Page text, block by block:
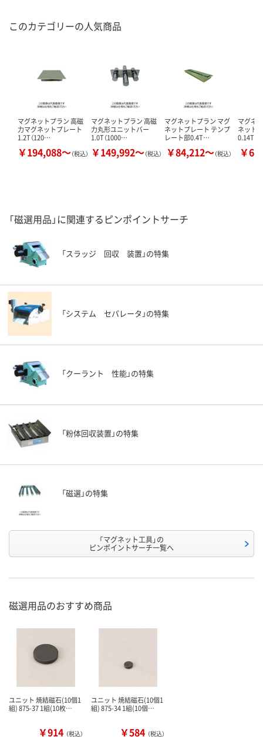
このカテゴリーの人気商品
マグネットプラン 高磁
力マグネットプレート
1.2T（120…
￥194,088～（税込）
マグネットプラン 高磁
力丸形ユニットバー
1.0T（1000…
￥149,992～（税込）
マグネットプラン マグ
ネットプレート テンプ
レート部0.4T…
￥84,212～（税込）
マグネ
ネット
0.14T（
￥
「磁選用品」に関連するピンポイントサーチ
「スラッジ 回収 装置」の特集
「システム セパレータ」の特集
「クーラント 性能」の特集
「粉体回収装置」の特集
「磁選」の特集
「マグネット工具」の
ピンポイントサーチ一覧へ
磁選用品のおすすめ商品
ユニット 焼結磁石(10個1
組) 875-37 1組(10枚…
￥914 （税込）
ユニット 焼結磁石(10個1
組) 875-34 1組(10個…
￥584 （税込）